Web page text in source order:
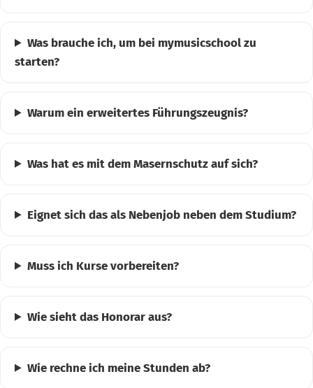
Was brauche ich, um bei mymusicschool zu
starten?
Warum ein erweitertes Führungszeugnis?
Was hat es mit dem Masernschutz auf sich?
Eignet sich das als Nebenjob neben dem Studium?
Muss ich Kurse vorbereiten?
Wie sieht das Honorar aus?
Wie rechne ich meine Stunden ab?